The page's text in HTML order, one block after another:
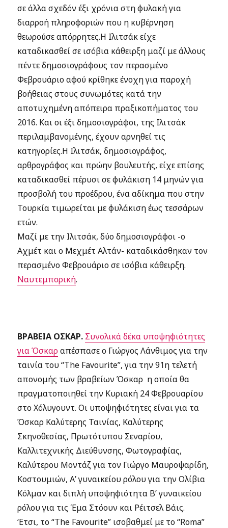
σε άλλα σχεδόν έξι χρόνια στη φυλακή για
διαρροή πληροφοριών που η κυβέρνηση
θεωρούσε απόρρητες.Η Ιλιτσάκ είχε
καταδικασθεί σε ισόβια κάθειρξη μαζί με άλλους
πέντε δημοσιογράφους τον περασμένο
Φεβρουάριο αφού κρίθηκε ένοχη για παροχή
βοήθειας στους συνωμότες κατά την
αποτυχημένη απόπειρα πραξικοπήματος του
2016. Και οι έξι δημοσιογράφοι, της Ιλιτσάκ
περιλαμβανομένης, έχουν αρνηθεί τις
κατηγορίες.Η Ιλιτσάκ, δημοσιογράφος,
αρθρογράφος και πρώην βουλευτής, είχε επίσης
καταδικασθεί πέρυσι σε φυλάκιση 14 μηνών για
προσβολή του προέδρου, ένα αδίκημα που στην
Τουρκία τιμωρείται με φυλάκιση έως τεσσάρων
ετών.
Μαζί με την Ιλιτσάκ, δύο δημοσιογράφοι -ο
Αχμέτ και ο Μεχμέτ Αλτάν- καταδικάσθηκαν τον
περασμένο Φεβρουάριο σε ισόβια κάθειρξη.
Ναυτεμπορική.
ΒΡΑΒΕΙΑ ΟΣΚΑΡ. Συνολικά δέκα υποψηφιότητες
για Όσκαρ απέσπασε ο Γιώργος Λάνθιμος για την
ταινία του “The Favourite”, για την 91η τελετή
απονομής των βραβείων Όσκαρ η οποία θα
πραγματοποιηθεί την Κυριακή 24 Φεβρουαρίου
στο Χόλυγουντ. Οι υποψηφιότητες είναι για τα
Όσκαρ Καλύτερης Ταινίας, Καλύτερης
Σκηνοθεσίας, Πρωτότυπου Σεναρίου,
Καλλιτεχνικής Διεύθυνσης, Φωτογραφίας,
Καλύτερου Μοντάζ για τον Γιώργο Μαυροψαρίδη,
Κοστουμιών, Α’ γυναικείου ρόλου για την Ολίβια
Κόλμαν και διπλή υποψηφιότητα Β’ γυναικείου
ρόλου για τις Έμα Στόουν και Ρέιτσελ Βάις.
‘Ετσι, το “The Favourite” ισοβαθμεί με το “Roma”